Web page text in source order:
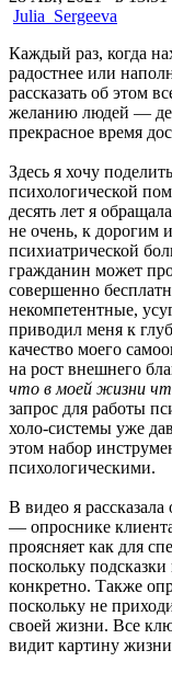
Julia_Sergeeva
Каждый раз, когда
радостнее или
рассказать об этом
желанию людей —
прекрасное время
Здесь я хочу
психологической
десять лет я
не очень, к дорогим
психиатрической
гражданин может
совершенно
некомпетентные,
приводил меня к
качество моего
на рост внешнего
что в моей жизни
запрос для работы
холо-системы уже
этом набор
психологическими.
В видео я
— опроснике
проясняет как для
поскольку
конкретно. Также
поскольку не
своей жизни. Все
видит картину